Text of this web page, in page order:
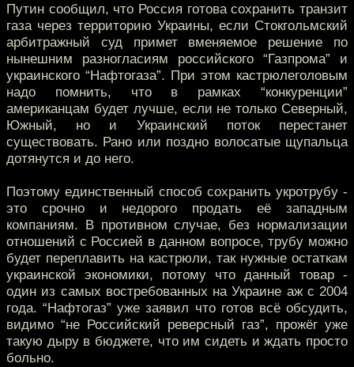
Путин сообщил, что Россия готова сохранить транзит
газа через территорию Украины, если Стокгольмский
арбитражный суд примет вменяемое решение по
нынешним разногласиям российского “Газпрома” и
украинского “Нафтогаза”. При этом кастрюлеголовым
надо помнить, что в рамках “конкуренции”
американцам будет лучше, если не только Северный,
Южный, но и Украинский поток перестанет
существовать. Рано или поздно волосатые щупальца
дотянутся и до него.
Поэтому единственный способ сохранить укротрубу -
это срочно и недорого продать её западным
компаниям. В противном случае, без нормализации
отношений с Россией в данном вопросе, трубу можно
будет переплавить на кастрюли, так нужные остаткам
украинской экономики, потому что данный товар -
один из самых востребованных на Украине аж с 2004
года. “Нафтогаз” уже заявил что готов всё обсудить,
видимо “не Российский реверсный газ”, прожёг уже
такую дыру в бюджете, что им сидеть и ждать просто
больно.